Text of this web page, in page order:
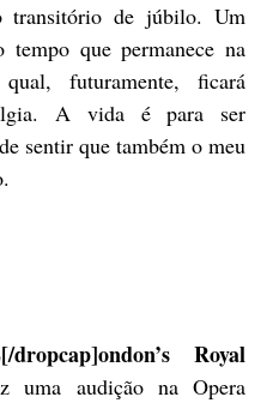
transitório de júbilo. Um
tempo que permanece na
futuramente, ficará
A vida é para ser
sentir que também o meu
Royal
uma audição na Opera